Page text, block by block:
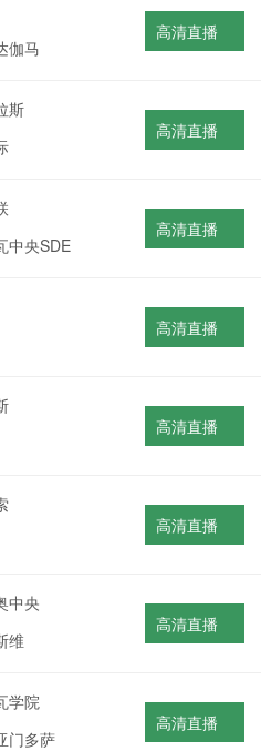
伽马
高清直播
斯
高清直播
中央SDE
高清直播
高清直播
高清直播
高清直播
中央
维
高清直播
学院
门多萨
高清直播